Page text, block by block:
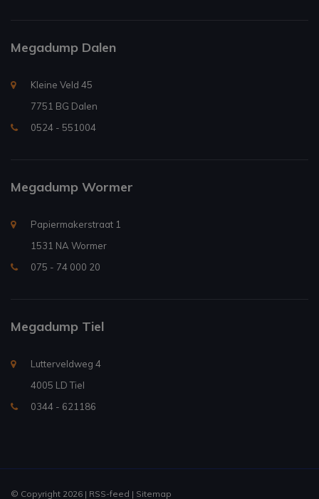
Megadump Dalen
Kleine Veld 45
7751 BG Dalen
0524 - 551004
Megadump Wormer
Papiermakerstraat 1
1531 NA Wormer
075 - 74 000 20
Megadump Tiel
Lutterveldweg 4
4005 LD Tiel
0344 - 621186
© Copyright 2026 | RSS-feed | Sitemap